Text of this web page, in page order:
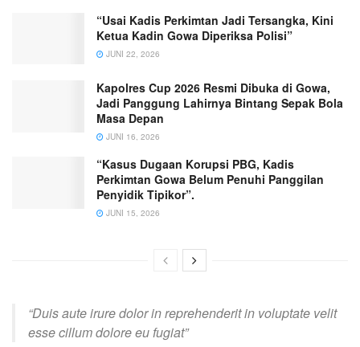
“Usai Kadis Perkimtan Jadi Tersangka, Kini
Ketua Kadin Gowa Diperiksa Polisi”
JUNI 22, 2026
Kapolres Cup 2026 Resmi Dibuka di Gowa,
Jadi Panggung Lahirnya Bintang Sepak Bola
Masa Depan
JUNI 16, 2026
“Kasus Dugaan Korupsi PBG, Kadis
Perkimtan Gowa Belum Penuhi Panggilan
Penyidik Tipikor”.
JUNI 15, 2026
“Duis aute irure dolor in reprehenderit in voluptate velit
esse cillum dolore eu fugiat”